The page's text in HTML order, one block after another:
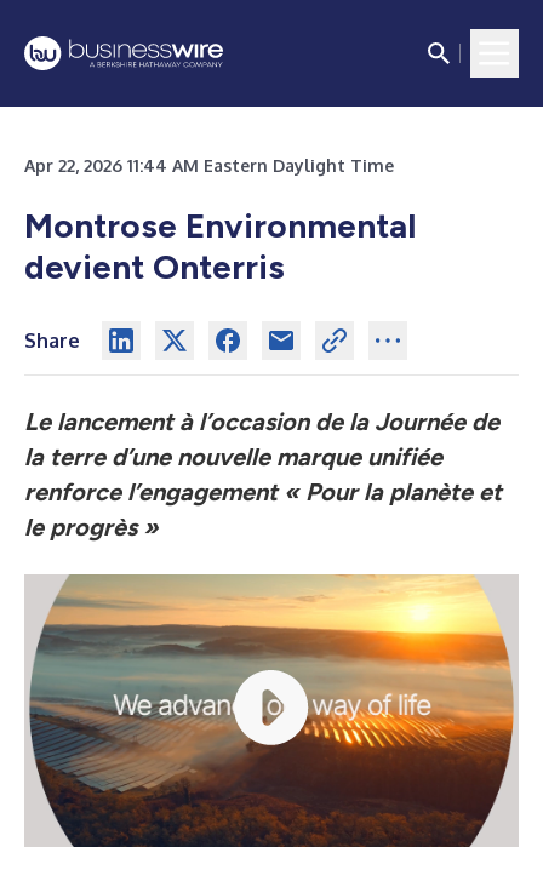
Apr 22, 2026 11:44 AM Eastern Daylight Time
Montrose Environmental
devient Onterris
Share
Le lancement à l’occasion de la Journée de
la terre d’une nouvelle marque unifiée
renforce l’engagement « Pour la planète et
le progrès »